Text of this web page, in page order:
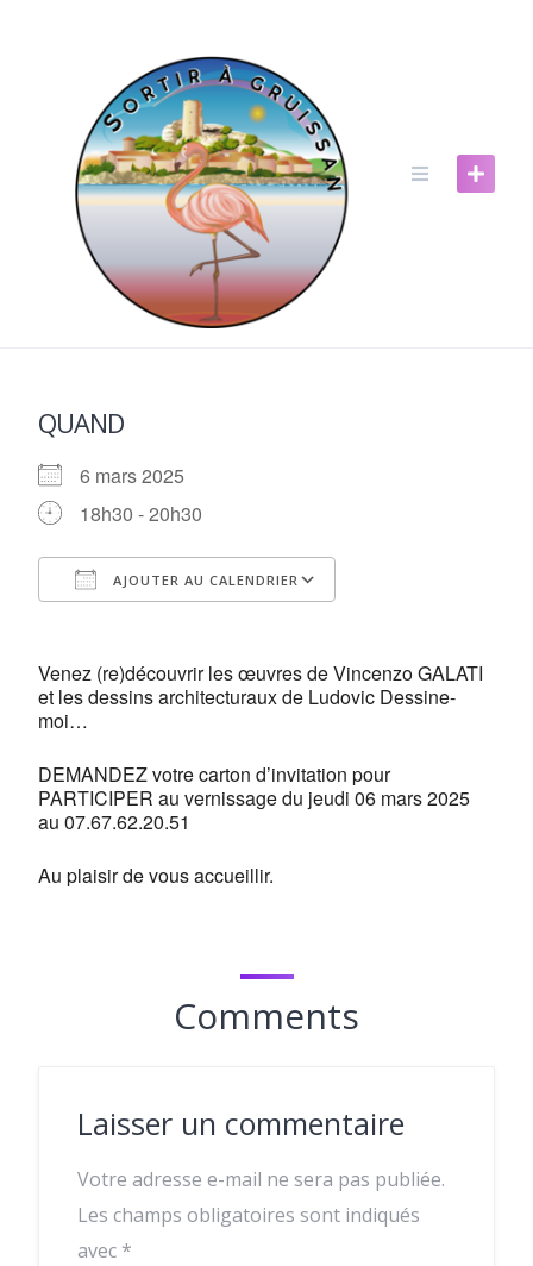
QUAND
6 mars 2025
18h30 - 20h30
AJOUTER AU CALENDRIER
Venez (re)découvrir les œuvres de Vincenzo GALATI
et les dessins architecturaux de Ludovic Dessine-
moi…
DEMANDEZ votre carton d’invitation pour
PARTICIPER au vernissage du jeudi 06 mars 2025
au 07.67.62.20.51
Au plaisir de vous accueillir.
Comments
Laisser un commentaire
Votre adresse e-mail ne sera pas publiée.
Les champs obligatoires sont indiqués
avec *